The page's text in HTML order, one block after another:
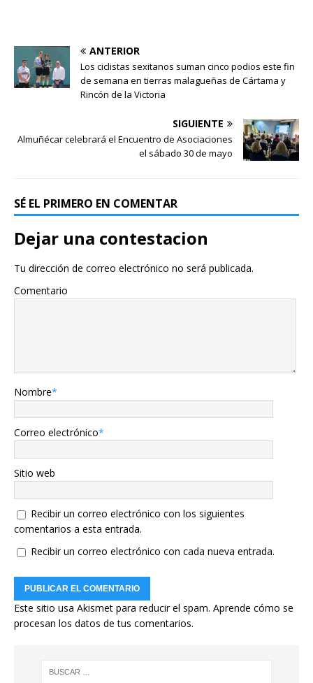
ANTERIOR
Los ciclistas sexitanos suman cinco podios este fin
de semana en tierras malagueñas de Cártama y
Rincón de la Victoria
SIGUIENTE
Almuñécar celebrará el Encuentro de Asociaciones
el sábado 30 de mayo
SÉ EL PRIMERO EN COMENTAR
Dejar una contestacion
Tu dirección de correo electrónico no será publicada.
Comentario
Nombre*
Correo electrónico*
Sitio web
Recibir un correo electrónico con los siguientes
comentarios a esta entrada.
Recibir un correo electrónico con cada nueva entrada.
Este sitio usa Akismet para reducir el spam. Aprende cómo se
procesan los datos de tus comentarios.